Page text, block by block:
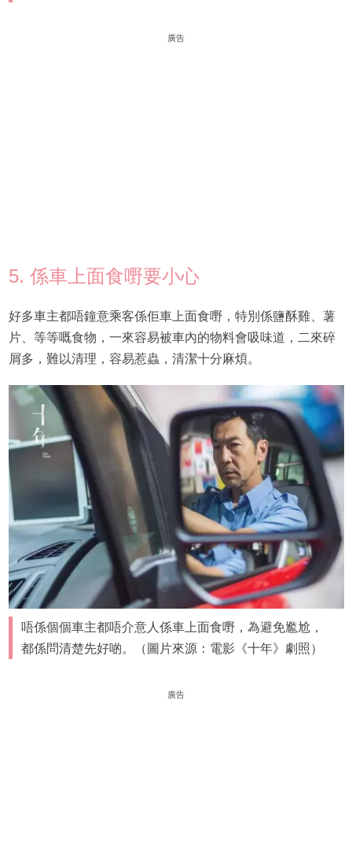
廣告
5. 係車上面食嘢要小心
好多車主都唔鐘意乘客係佢車上面食嘢，特別係鹽酥雞、薯
片、等等嘅食物，一來容易被車內的物料會吸味道，二來碎
屑多，難以清理，容易惹蟲，清潔十分麻煩。
唔係個個車主都唔介意人係車上面食嘢，為避免尷尬，
都係問清楚先好啲。（圖片來源：電影《十年》劇照）
廣告